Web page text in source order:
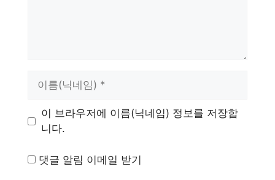
이 브라우저에 이름(닉네임) 정보를 저장합
니다.
댓글 알림 이메일 받기